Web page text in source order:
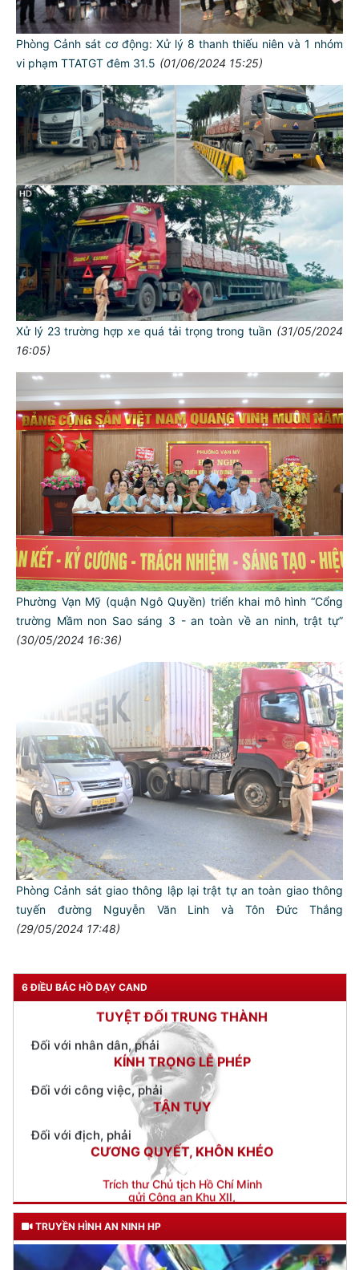
Phòng Cảnh sát cơ động: Xử lý 8 thanh thiếu niên và 1 nhóm
vi phạm TTATGT đêm 31.5 (01/06/2024 15:25)
Xử lý 23 trường hợp xe quá tải trọng trong tuần (31/05/2024
16:05)
Phường Vạn Mỹ (quận Ngô Quyền) triển khai mô hình “Cổng
trường Mầm non Sao sáng 3 - an toàn về an ninh, trật tự”
(30/05/2024 16:36)
Phòng Cảnh sát giao thông lập lại trật tự an toàn giao thông
tuyến đường Nguyễn Văn Linh và Tôn Đức Thắng
(29/05/2024 17:48)
6 ĐIỀU BÁC HỒ DẠY CAND
TƯ CÁCH
NGƯỜI CÔNG AN CÁCH MỆNH LÀ:
Đối với tự mình, phải
CẦN, KIỆM, LIÊM, CHÍNH
Đối với đồng sự, phải
THÂN ÁI GIÚP ĐỠ
Đối với nhân dân, phải
KÍNH TRỌNG LỄ PHÉP
Đối với công việc, phải
TẬN TỤY
Đối với địch, phải
CƯƠNG QUYẾT, KHÔN KHÉO
Trích thư Chủ tịch Hồ Chí Minh
gửi Công an Khu XII,
ngày 11 tháng 3 năm 1948.
TRUYỀN HÌNH AN NINH HP